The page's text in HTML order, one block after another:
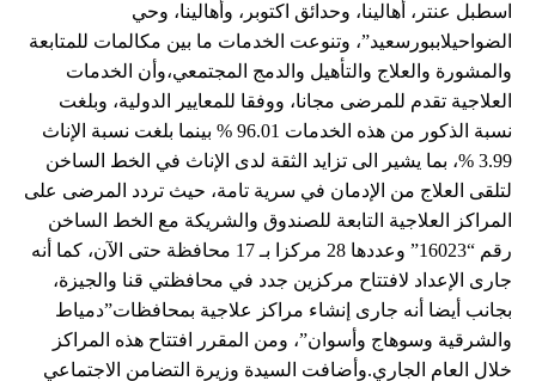
اسطبل عنتر، أهالينا، وحدائق اكتوبر، وأهالينا، وحي
الضواحيلاببورسعيد”، وتنوعت الخدمات ما بين مكالمات للمتابعة
والمشورة والعلاج والتأهيل والدمج المجتمعي،وأن الخدمات
العلاجية تقدم للمرضى مجانا، ووفقا للمعايير الدولية، وبلغت
نسبة الذكور من هذه الخدمات 96.01 % بينما بلغت نسبة الإناث
3.99 %، بما يشير الى تزايد الثقة لدى الإناث في الخط الساخن
لتلقى العلاج من الإدمان في سرية تامة، حيث تردد المرضى على
المراكز العلاجية التابعة للصندوق والشريكة مع الخط الساخن
رقم “16023” وعددها 28 مركزا بـ 17 محافظة حتى الآن، كما أنه
جارى الإعداد لافتتاح مركزين جدد في محافظتي قنا والجيزة،
بجانب أيضا أنه جارى إنشاء مراكز علاجية بمحافظات”دمياط
والشرقية وسوهاج وأسوان”، ومن المقرر افتتاح هذه المراكز
خلال العام الجاري.وأضافت السيدة وزيرة التضامن الاجتماعي